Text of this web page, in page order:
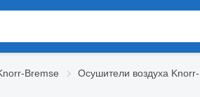
Bremse Осушители воздуха